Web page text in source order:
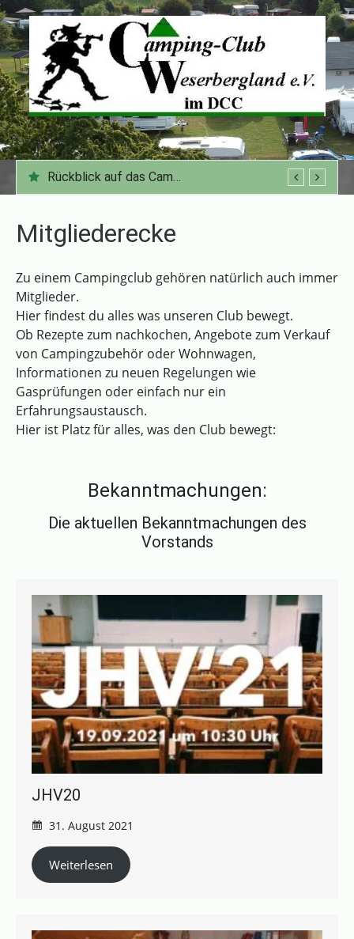
Zum
Inhalt
springen
Rückblick auf das Campingjahr 202542. Grünkohlrallye CC Weserbergland
Mitgliederecke
Zu einem Campingclub gehören natürlich auch immer
Mitglieder.
Hier findest du alles was unseren Club bewegt.
Ob Rezepte zum nachkochen, Angebote zum Verkauf
von Campingzubehör oder Wohnwagen,
Informationen zu neuen Regelungen wie
Gasprüfungen oder einfach nur ein
Erfahrungsaustausch.
Hier ist Platz für alles, was den Club bewegt:
Bekanntmachungen:
Die aktuellen Bekanntmachungen des
Vorstands
JHV20
31. August 2021
Weiterlesen